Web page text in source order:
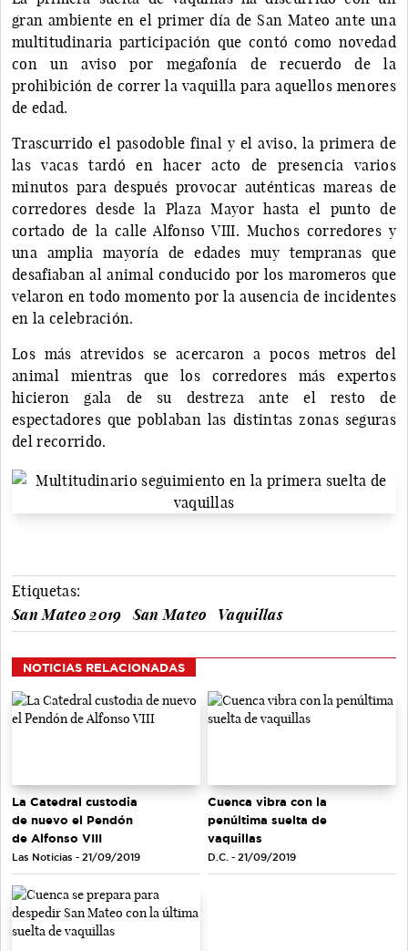
gran ambiente en el primer día de San Mateo ante una
multitudinaria participación que contó como novedad
con un aviso por megafonía de recuerdo de la
prohibición de correr la vaquilla para aquellos menores
de edad.
Trascurrido el pasodoble final y el aviso, la primera de
las vacas tardó en hacer acto de presencia varios
minutos para después provocar auténticas mareas de
corredores desde la Plaza Mayor hasta el punto de
cortado de la calle Alfonso VIII. Muchos corredores y
una amplia mayoría de edades muy tempranas que
desafiaban al animal conducido por los maromeros que
velaron en todo momento por la ausencia de incidentes
en la celebración.
Los más atrevidos se acercaron a pocos metros del
animal mientras que los corredores más expertos
hicieron gala de su destreza ante el resto de
espectadores que poblaban las distintas zonas seguras
del recorrido.
Etiquetas:
San Mateo 2019
San Mateo Vaquillas
NOTICIAS RELACIONADAS
La Catedral custodia
de nuevo el Pendón
de Alfonso VIII
Las Noticias - 21/09/2019
Cuenca vibra con la
penúltima suelta de
vaquillas
D.C. - 21/09/2019